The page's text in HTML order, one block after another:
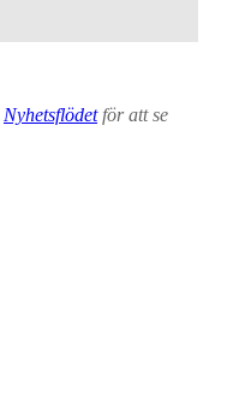
Nyhetsflödetför att se